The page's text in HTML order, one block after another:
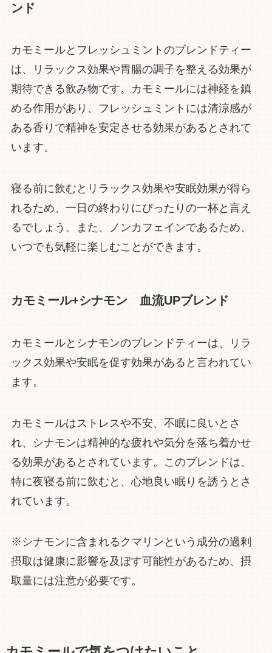
ンド
カモミールとフレッシュミントのブレンドティー
は、リラックス効果や胃腸の調子を整える効果が
期待できる飲み物です。カモミールには神経を鎮
める作用があり、フレッシュミントには清涼感が
ある香りで精神を安定させる効果があるとされて
います。
寝る前に飲むとリラックス効果や安眠効果が得ら
れるため、一日の終わりにぴったりの一杯と言え
るでしょう。また、ノンカフェインであるため、
いつでも気軽に楽しむことができます。
カモミール+シナモン 血流UPブレンド
カモミールとシナモンのブレンドティーは、リラ
ックス効果や安眠を促す効果があると言われてい
ます。
カモミールはストレスや不安、不眠に良いとさ
れ、シナモンは精神的な疲れや気分を落ち着かせ
る効果があるとされています。このブレンドは、
特に夜寝る前に飲むと、心地良い眠りを誘うとさ
れています。
※シナモンに含まれるクマリンという成分の過剰
摂取は健康に影響を及ぼす可能性があるため、摂
取量には注意が必要です。